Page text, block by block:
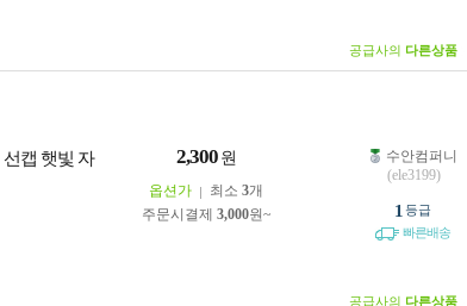
공급사의 다른상품
캡 햇빛 자
2,300 원
옵션가 최소 3개
주문시결제 3,000원~
수안컴퍼니
(ele3199)
1 등급
빠른배송
공급사의 다른상품